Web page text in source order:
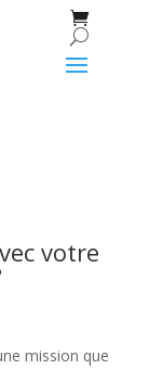
votre
mission que